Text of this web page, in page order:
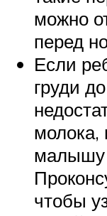
можно
перед
Если
груди
молока,
малышу
чтобы